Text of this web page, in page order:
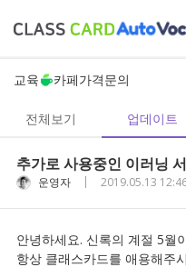
교육 카페가격문의
전체보기 업데이트
추가로 사용중인 이러닝
운영자 | 2019.05.13
안녕하세요. 신록의 계절 5월
항상 클래스카드를 애용해주